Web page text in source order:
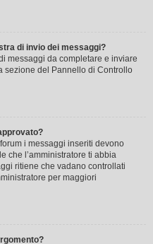
di invio dei messaggi?
messaggi da completare e inviare
sezione del Pannello di Controllo
i messaggi inseriti devono
che l’amministratore ti abbia
ritiene che vadano controllati
per maggiori